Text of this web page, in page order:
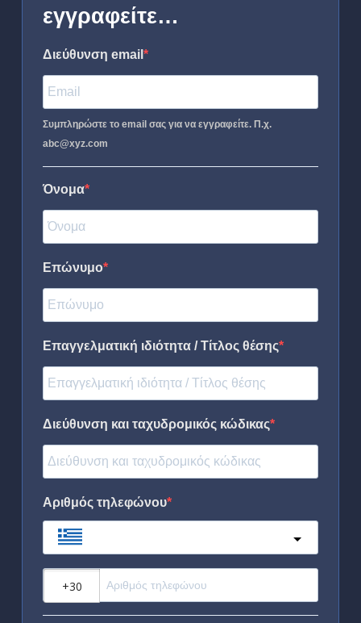
εγγραφείτε…
Διεύθυνση email
Συμπληρώστε το email σας για να εγγραφείτε. Π.χ.
abc@xyz.com
Όνομα
Επώνυμο
Επαγγελματική ιδιότητα / Τίτλος θέσης
Διεύθυνση και ταχυδρομικός κώδικας
Αριθμός τηλεφώνου